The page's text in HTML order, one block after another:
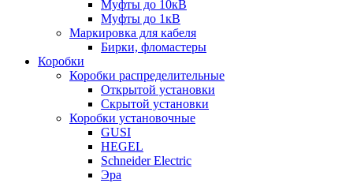
Муфты до 10кВ
Муфты до 1кВ
Маркировка для кабеля
Бирки, фломастеры
Коробки
Коробки распределительные
Открытой установки
Скрытой установки
Коробки установочные
GUSI
HEGEL
Schneider Electric
Эра